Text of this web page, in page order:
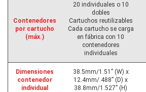
Contenedores
por cartucho
(máx.)
20 individuales o 10
dobles
Cartuchos reutilizables
Cada cartucho se carga
en fábrica con 10
contenedores
individuales
Dimensiones
contenedor
individual
38.5mm/1.51” (W) x
12.4mm/.488” (D) x
38.8mm/1.527” (H)